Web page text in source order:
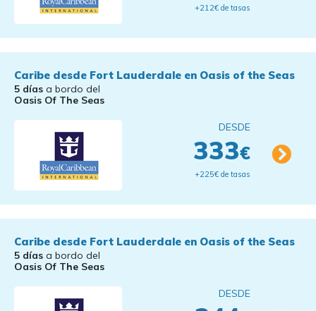
+212€ de tasas
Caribe desde Fort Lauderdale en Oasis of the Seas
5 días a bordo del
Oasis Of The Seas
DESDE
333€
+225€ de tasas
Caribe desde Fort Lauderdale en Oasis of the Seas
5 días a bordo del
Oasis Of The Seas
DESDE